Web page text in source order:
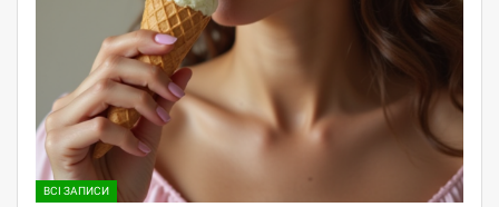
ВСІ ЗАПИСИ